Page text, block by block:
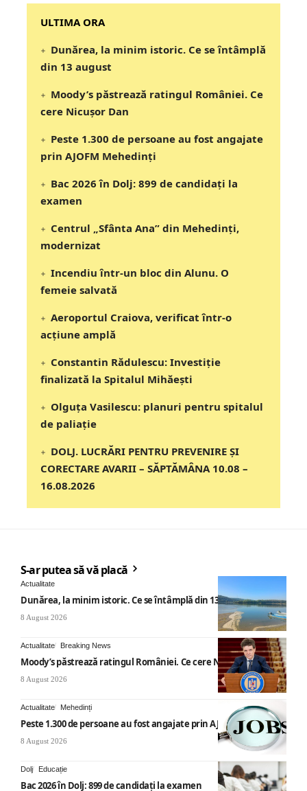
‎‎‎‎‎‎‎ULTIMA ORA
Dunărea, la minim istoric. Ce se întâmplă
din 13 august
Moody’s păstrează ratingul României. Ce
cere Nicușor Dan
Peste 1.300 de persoane au fost angajate
prin AJOFM Mehedinți
Bac 2026 în Dolj: 899 de candidați la
examen
Centrul „Sfânta Ana” din Mehedinți,
modernizat
Incendiu într-un bloc din Alunu. O
femeie salvată
Aeroportul Craiova, verificat într-o
acțiune amplă
Constantin Rădulescu: Investiție
finalizată la Spitalul Mihăești
Olguța Vasilescu: planuri pentru spitalul
de paliație
DOLJ. LUCRĂRI PENTRU PREVENIRE ȘI
CORECTARE AVARII – SĂPTĂMÂNA 10.08 –
16.08.2026
S-ar putea să vă placă
Actualitate
Dunărea, la minim istoric. Ce se întâmplă din 13 august
8 August 2026
Actualitate Breaking News
Moody’s păstrează ratingul României. Ce cere Nicușor Dan
8 August 2026
Actualitate Mehedinți
Peste 1.300 de persoane au fost angajate prin AJOFM Mehedinți
8 August 2026
Dolj Educație
Bac 2026 în Dolj: 899 de candidați la examen